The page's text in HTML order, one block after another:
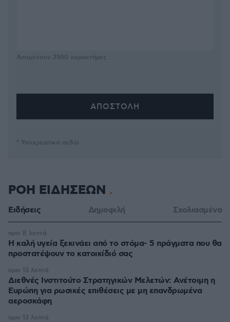
Απομένουν 2500 χαρακτήρες
* Υποχρεωτικά πεδία
ΡΟΗ ΕΙΔΗΣΕΩΝ
Ειδήσεις Δημοφιλή Σχολιασμένα
Η καλή υγεία ξεκινάει από το στόμα- 5 πράγματα που θα
προστατέψουν το κατοικίδιό σας
πριν 8 λεπτά
Διεθνές Ινστιτούτο Στρατηγικών Μελετών: Ανέτοιμη η
Ευρώπη για ρωσικές επιθέσεις με μη επανδρωμένα
αεροσκάφη
πριν 13 λεπτά
πριν 13 λεπτά